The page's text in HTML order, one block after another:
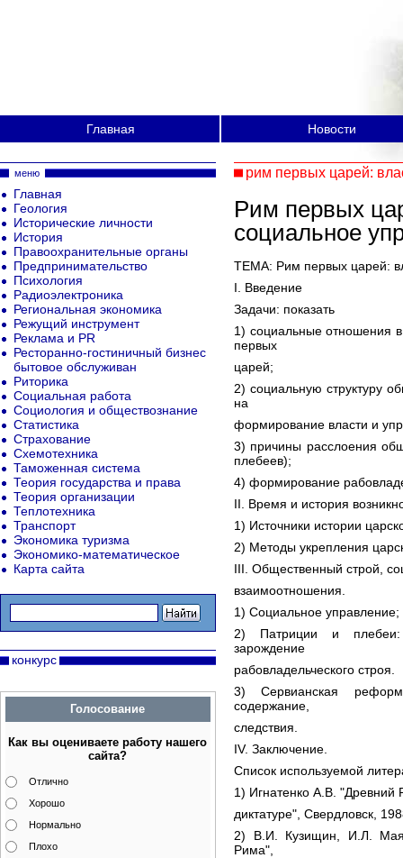
Главная Новости
рим первых царей:
Рим первых
социальное
ТЕМА: Рим первых царей:
I. Введение
Задачи: показать
1) социальные отношения
первых
царей;
2) социальную структуру
на
формирование власти и
3) причины расслоения
плебеев);
4) формирование
II. Время и история
1) Источники истории
2) Методы укрепления
III. Общественный строй,
взаимоотношения.
1) Социальное управление;
2) Патриции и плебеи:
зарождение
рабовладельческого строя.
3) Сервианская
содержание,
следствия.
IV. Заключение.
Список используемой
1) Игнатенко А.В. "Древний
диктатуре", Свердловск,
2) В.И. Кузищин, И.Л.
Рима",
меню
Главная
Геология
Исторические личности
История
Правоохранительные органы
Предпринимательство
Психология
Радиоэлектроника
Региональная экономика
Режущий инструмент
Реклама и PR
Ресторанно-гостиничный бизнес
бытовое обслуживан
Риторика
Социальная работа
Социология и обществознание
Статистика
Страхование
Схемотехника
Таможенная система
Теория государства и права
Теория организации
Теплотехника
Транспорт
Экономика туризма
Экономико-математическое
Карта сайта
конкурс
Голосование
Как вы оцениваете работу нашего
сайта?
Отлично
Хорошо
Нормально
Плохо